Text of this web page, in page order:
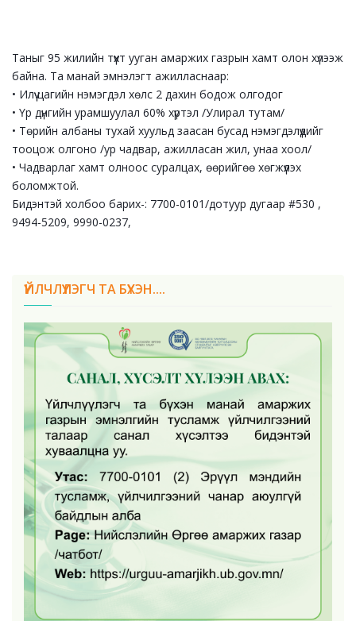
Таныг 95 жилийн түүхт ууган амаржих газрын хамт олон хүлээж
байна. Та манай эмнэлэгт ажилласнаар:
• Илүү цагийн нэмэгдэл хөлс 2 дахин бодож олгодог
• Үр дүнгийн урамшуулал 60% хүртэл /Улирал тутам/
• Төрийн албаны тухай хуульд заасан бусад нэмэгдэлүүдийг
тооцож олгоно /ур чадвар, ажилласан жил, унаа хоол/
• Чадварлаг хамт олноос суралцах, өөрийгөө хөгжүүлэх
боломжтой.
Бидэнтэй холбоо барих-: 7700-0101/дотуур дугаар #530 ,
9494-5209, 9990-0237,
ҮЙЛЧЛҮҮЛЭГЧ ТА БҮХЭН....